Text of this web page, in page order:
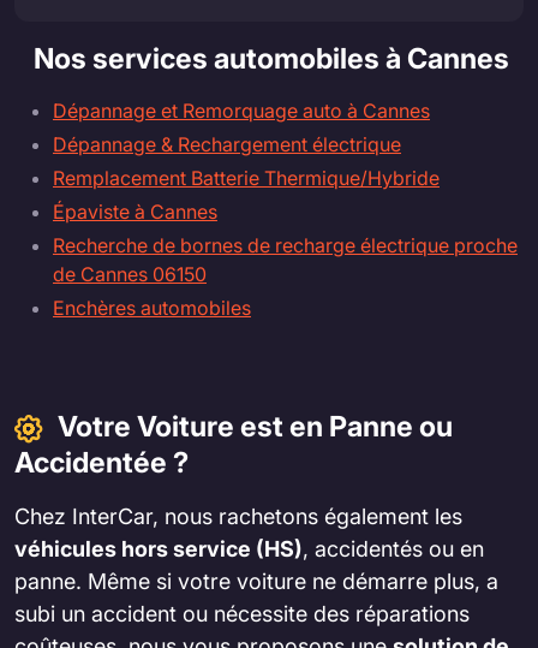
Nos services automobiles à Cannes
Dépannage et Remorquage auto à Cannes
Dépannage & Rechargement électrique
Remplacement Batterie Thermique/Hybride
Épaviste à Cannes
Recherche de bornes de recharge électrique proche
de Cannes 06150
Enchères automobiles
Votre Voiture est en Panne ou
Accidentée ?
Chez InterCar, nous rachetons également les
véhicules hors service (HS), accidentés ou en
panne. Même si votre voiture ne démarre plus, a
subi un accident ou nécessite des réparations